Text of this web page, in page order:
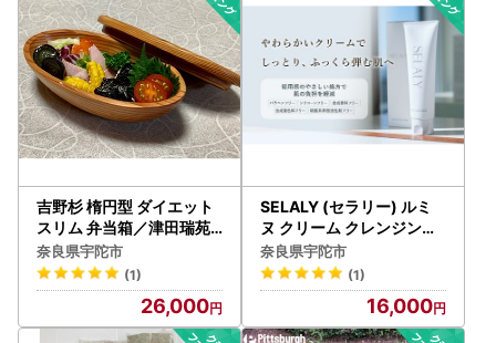
吉野杉 楕円型 ダイエット
スリム 弁当箱／津田瑞苑
ボウル 木製 スギ ガラス ウ
ッド コート コーティング
奈良県 宇陀市
奈良県宇陀市
(1)
26,000
SELALY (セラリー) ルミ
ヌ クリーム クレンジング
ふるさと納税 化粧 メイク
落とし スキンケア 大和当
帰 天然精油 保湿 コスメ 漢
方 ハーブ 母の日 女子力 美
容男子 奈良 宇陀 送料無料
奈良県宇陀市
(1)
16,000